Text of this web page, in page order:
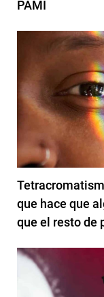
PAMI
que hace que
que el resto de